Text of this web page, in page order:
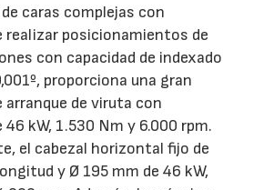
caras complejas con
realizar posicionamientos de
con capacidad de indexado
proporciona una gran
arranque de viruta con
46 kW, 1.530 Nm y 6.000 rpm.
el cabezal horizontal fijo de
y Ø 195 mm de 46 kW,